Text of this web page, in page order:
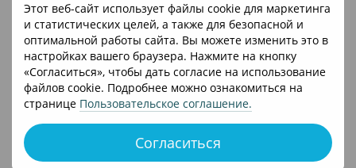
Этот веб-сайт использует файлы cookie для маркетинга
и статистических целей, а также для безопасной и
оптимальной работы сайта. Вы можете изменить это в
настройках вашего браузера. Нажмите на кнопку
«Согласиться», чтобы дать согласие на использование
файлов cookie. Подробнее можно ознакомиться на
странице Пользовательское соглашение.
Согласиться